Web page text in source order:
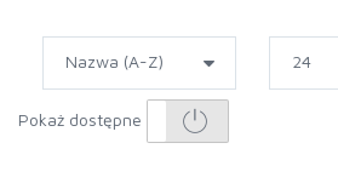
Pokaż dostępne